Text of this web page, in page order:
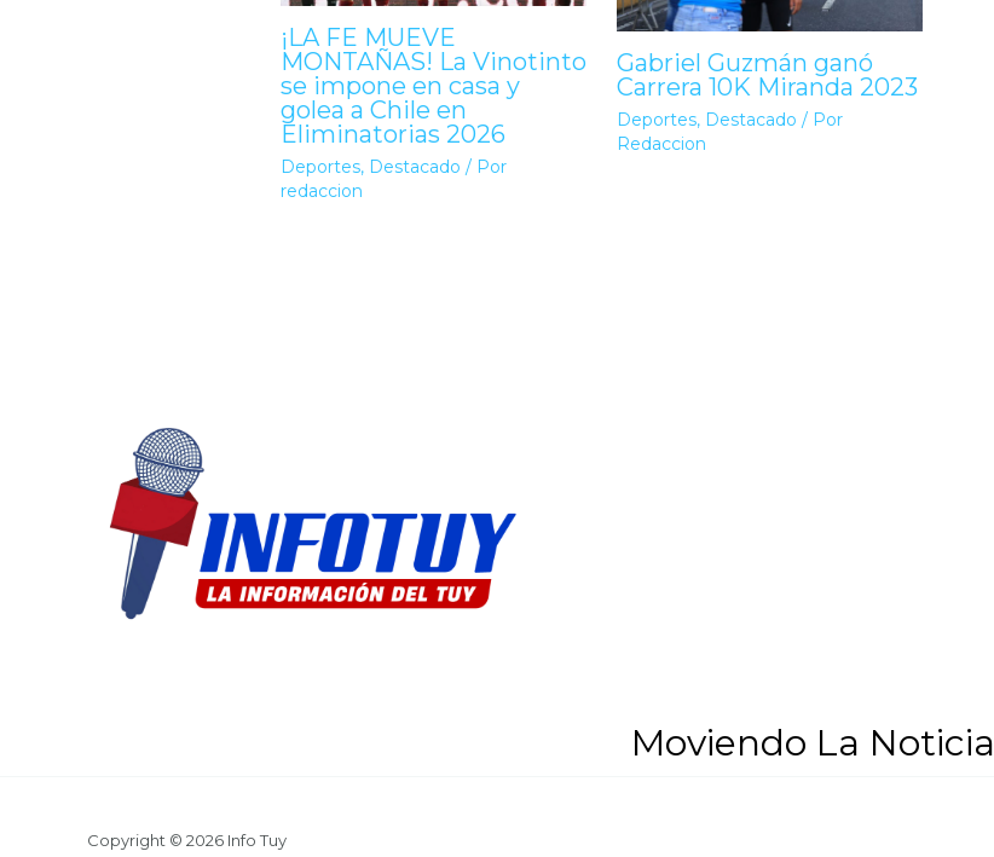
¡LA FE MUEVE
MONTAÑAS! La Vinotinto
se impone en casa y
golea a Chile en
Eliminatorias 2026
Deportes, Destacado / Por
redaccion
Gabriel Guzmán ganó
Carrera 10K Miranda 2023
Deportes, Destacado / Por
Redaccion
Moviendo La Noticia
Copyright © 2026 Info Tuy